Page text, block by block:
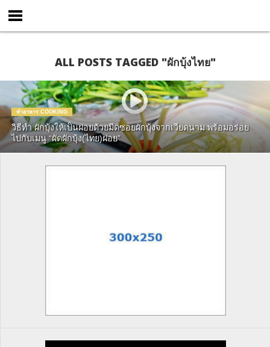
ALL POSTS TAGGED "ผักบุ้งไทย"
ทำอาหาร COOKING
วิธีทำ ผักบุ้งให้เป็นฝอยด้วยมีดซอยผักบุ้งจากเวียดนาม พร้อมอร่อย
ไปกับเมนู “ผัดผักบุ้ง(ไทย)ฝอย”